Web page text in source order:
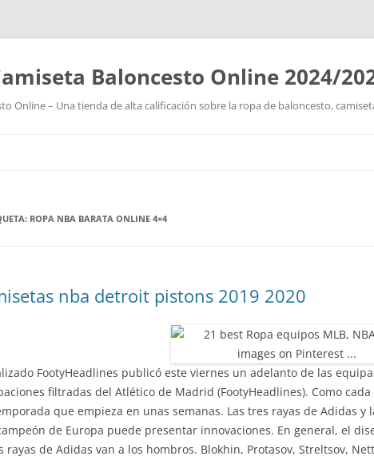
Baloncesto Online 2024/
Online – Una tienda de alta calificación sobre la ropa de baloncesto,
ROPA NBA BARATA ONLINE 4×4
nba detroit pistons 2019 2020
FootyHeadlines publicó este viernes un adelanto de las
filtradas del Atlético de Madrid (FootyHeadlines). Como
que empieza en unas semanas. Las tres rayas de Adidas
de Europa puede presentar innovaciones. En general, el
rayas de Adidas van a los hombros. Blokhin, Protasov, Streltsov,